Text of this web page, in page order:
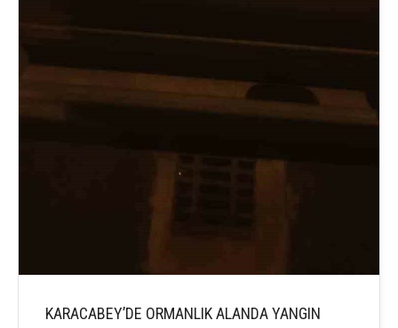
KARACABEY’DE ORMANLIK ALANDA YANGIN